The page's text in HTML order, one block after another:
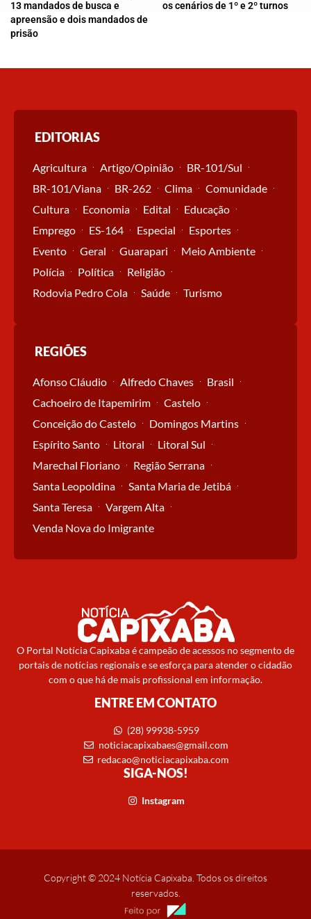
13 mandados de busca e
apreensão e dois mandados de
prisão
os cenários de 1º e 2º turnos
EDITORIAS
Agricultura Artigo/Opinião
BR-101/Sul
BR-101/Viana
BR-262 Clima
Comunidade
Cultura
Economia Edital
Educação
Emprego
ES-164 Especial
Esportes
Evento
Geral Guarapari
Meio Ambiente
Polícia
Política
Religião
Rodovia Pedro Cola
Saúde Turismo
REGIÕES
Afonso Cláudio Alfredo Chaves
Brasil
Cachoeiro de Itapemirim
Castelo
Conceição do Castelo
Domingos Martins
Espírito Santo
Litoral
Litoral Sul
Marechal Floriano
Região Serrana
Santa Leopoldina
Santa Maria de Jetibá
Santa Teresa
Vargem Alta
Venda Nova do Imigrante
O Portal Notícia Capixaba é campeão de acessos no segmento de
portais de notícias regionais e se esforça para atender o cidadão
com o que há de mais profissional em informação.
ENTRE EM CONTATO
(28) 99938-5959
noticiacapixabaes@gmail.com
redacao@noticiacapixaba.com
SIGA-NOS!
Instagram
Copyright © 2024 Notícia Capixaba. Todos os direitos
reservados.